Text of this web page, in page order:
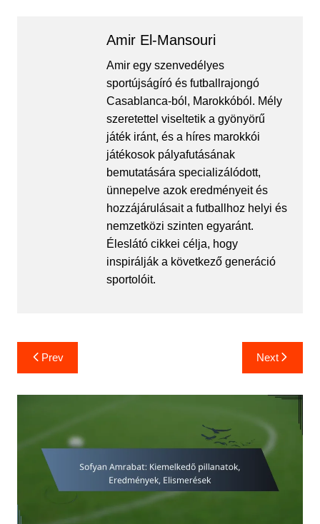
Amir El-Mansouri
Amir egy szenvedélyes
sportújságíró és futballrajongó
Casablanca-ból, Marokkóból. Mély
szeretettel viseltetik a gyönyörű
játék iránt, és a híres marokkói
játékosok pályafutásának
bemutatására specializálódott,
ünnepelve azok eredményeit és
hozzájárulásait a futballhoz helyi és
nemzetközi szinten egyaránt.
Éleslátó cikkei célja, hogy
inspirálják a következő generáció
sportolóit.
Post
navigation
Prev Next